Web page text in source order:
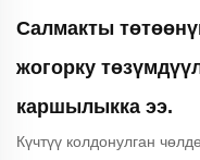
Салмакты
жогорку
каршылыкка ээ.
Күчтүү колдонулган